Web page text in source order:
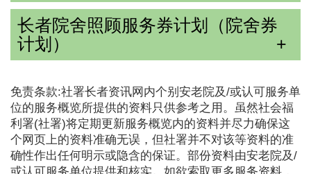
长者院舍照顾服务券计划（院舍券
计划）
免责条款:社署长者资讯网内个别安老院及/或认可服务单
位的服务概览所提供的资料只供参考之用。虽然社会福
利署(社署)将定期更新服务概览内的资料并尽力确保这
个网页上的资料准确无误，但社署并不对该等资料的准
确性作出任何明示或隐含的保证。部份资料由安老院及/